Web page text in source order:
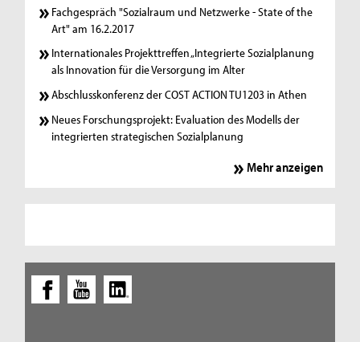
Fachgespräch "Sozialraum und Netzwerke - State of the
Art" am 16.2.2017
Internationales Projekttreffen „Integrierte Sozialplanung
als Innovation für die Versorgung im Alter
Abschlusskonferenz der COST ACTION TU1203 in Athen
Neues Forschungsprojekt: Evaluation des Modells der
integrierten strategischen Sozialplanung
Mehr anzeigen